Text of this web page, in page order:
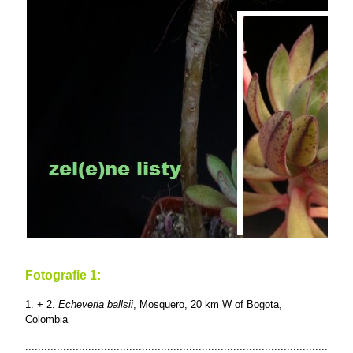
Fotografie 1:
1. + 2. Echeveria ballsii, Mosquero, 20 km W of Bogota,
Colombia